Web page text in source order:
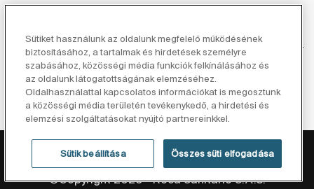
Ihlet
Kövessen minket
Adatvédelmi Tájékoztató
©Copyright 2026 - Roca Sanitario S.A.U.
Sütiket használunk az oldalunk megfelelő működésének
biztosításához, a tartalmak és hirdetések személyre
szabásához, közösségi média funkciók felkínálásához és
az oldalunk látogatottságának elemzéséhez.
Oldalhasználattal kapcsolatos információkat is megosztunk
a közösségi média területén tevékenykedő, a hirdetési és
elemzési szolgáltatásokat nyújtó partnereinkkel.
Sütik beállítása Összes süti elfogadása